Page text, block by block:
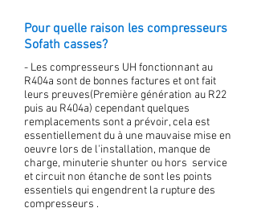
Pour quelle raison les compresseurs
Sofath casses?
- Les compresseurs UH fonctionnant au
R404a sont de bonnes factures et ont fait
leurs preuves(Première génération au R22
puis au R404a) cependant quelques
remplacements sont a prévoir, cela est
essentiellement du à une mauvaise mise en
oeuvre lors de l'installation, manque de
charge, minuterie shunter ou hors service
et circuit non étanche de sont les points
essentiels qui engendrent la rupture des
compresseurs .